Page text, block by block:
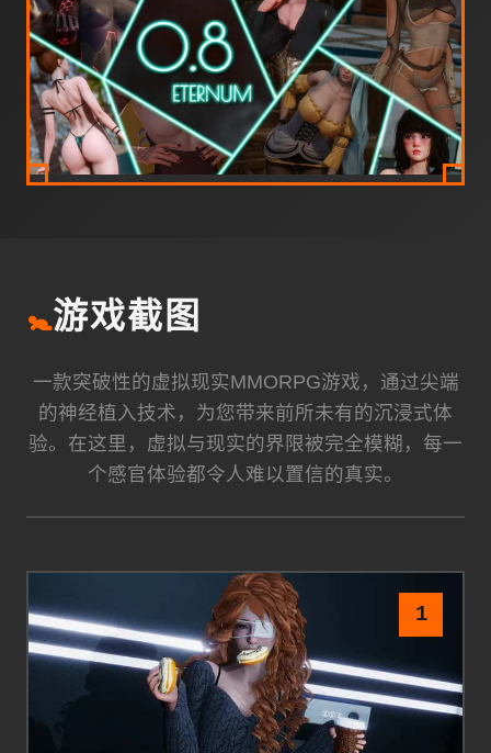
🚼游戏截图
一款突破性的虚拟现实MMORPG游戏，通过尖端
的神经植入技术，为您带来前所未有的沉浸式体
验。在这里，虚拟与现实的界限被完全模糊，每一
个感官体验都令人难以置信的真实。
1